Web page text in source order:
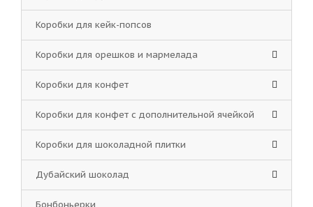
Коробки для кейк-попсов
Коробки для орешков и мармелада
Коробки для конфет
Коробки для конфет с дополнительной ячейкой
Коробки для шоколадной плитки
Дубайский шоколад